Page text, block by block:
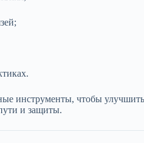
инструменты, чтобы
и защиты.